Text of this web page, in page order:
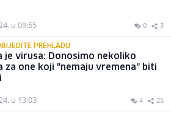
u 09:55 0 3
PREHLADU
je virusa: Donosimo nekoliko
za one koji "nemaju vremena" biti
u 13:03 4 25